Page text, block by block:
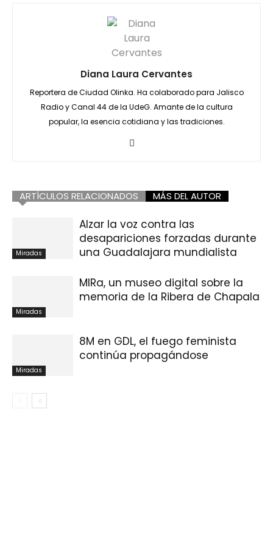
Diana Laura Cervantes
Reportera de Ciudad Olinka. Ha colaborado para Jalisco
Radio y Canal 44 de la UdeG. Amante de la cultura
popular, la esencia cotidiana y las tradiciones.
ARTÍCULOS RELACIONADOS MÁS DEL AUTOR
Miradas
Alzar la voz contra las
desapariciones forzadas durante
una Guadalajara mundialista
Miradas
MIRa, un museo digital sobre la
memoria de la Ribera de Chapala
Miradas
8M en GDL, el fuego feminista
continúa propagándose